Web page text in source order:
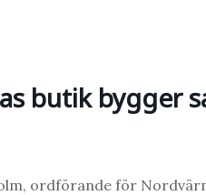
butik bygger
, ordförande för